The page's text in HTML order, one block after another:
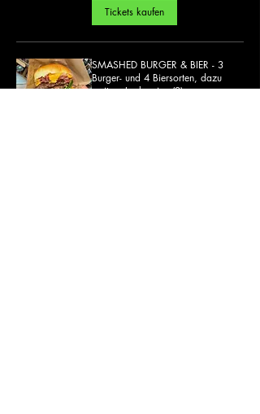
Tickets kaufen
SMASHED BURGER & BIER - 3
Burger- und 4 Biersorten, dazu
weitere Leckereien (2)